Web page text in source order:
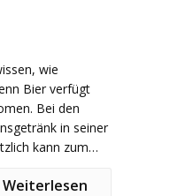
Sie vorbereitet
Gerne können
der Preis hier
wie
Bier verfügt
Bei den
in seiner
kann zum
eine neue Art
Weiterlesen